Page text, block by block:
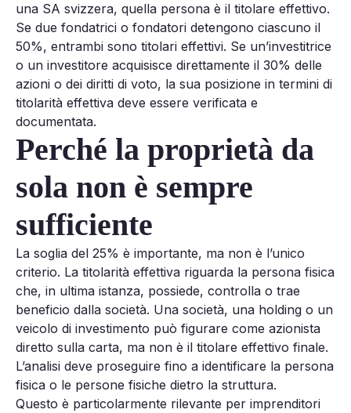
una SA svizzera, quella persona è il titolare effettivo.
Se due fondatrici o fondatori detengono ciascuno il
50%, entrambi sono titolari effettivi. Se un’investitrice
o un investitore acquisisce direttamente il 30% delle
azioni o dei diritti di voto, la sua posizione in termini di
titolarità effettiva deve essere verificata e
documentata.
Perché la proprietà da
sola non è sempre
sufficiente
La soglia del 25% è importante, ma non è l’unico
criterio. La titolarità effettiva riguarda la persona fisica
che, in ultima istanza, possiede, controlla o trae
beneficio dalla società. Una società, una holding o un
veicolo di investimento può figurare come azionista
diretto sulla carta, ma non è il titolare effettivo finale.
L’analisi deve proseguire fino a identificare la persona
fisica o le persone fisiche dietro la struttura.
Questo è particolarmente rilevante per imprenditori